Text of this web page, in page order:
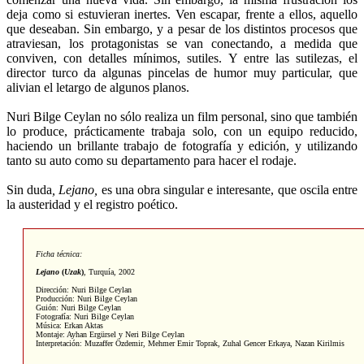
deja como si estuvieran inertes. Ven escapar, frente a ellos, aquello
que deseaban. Sin embargo, y a pesar de los distintos procesos que
atraviesan, los protagonistas se van conectando, a medida que
conviven, con detalles mínimos, sutiles. Y entre las sutilezas, el
director turco da algunas pincelas de humor muy particular, que
alivian el letargo de algunos planos.
Nuri Bilge Ceylan no sólo realiza un film personal, sino que también
lo produce, prácticamente trabaja solo, con un equipo reducido,
haciendo un brillante trabajo de fotografía y edición, y utilizando
tanto su auto como su departamento para hacer el rodaje.
Sin duda , Lejano, es una obra singular e interesante, que oscila entre
la austeridad y el registro poético.
Ficha técnica:
Lejano (Uzak) Turquía, 2002
Dirección: Nuri Bilge Ceylan
Producción: Nuri Bilge Ceylan
Guión: Nuri Bilge Ceylan
Fotografía: Nuri Bilge Ceylan
Música: Erkan Aktas
Montaje: Ayhan Ergürsel y Neri Bilge Ceylan
Interpretación: Muzaffer Özdemir, Mehmer Emir Toprak, Zuhal Gencer Erkaya, Nazan Kirilmis